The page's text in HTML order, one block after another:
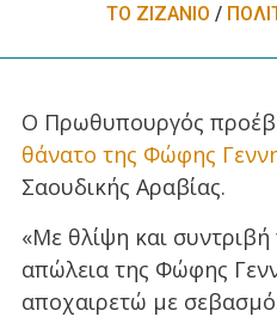
ΤΟ ΖΙΖΑΝΙΟ /
Ο Πρωθυπουργός
θάνατο της Φώφης
Σαουδικής Αραβίας.
«Με θλίψη και
απώλεια της Φώφης
αποχαιρετώ με